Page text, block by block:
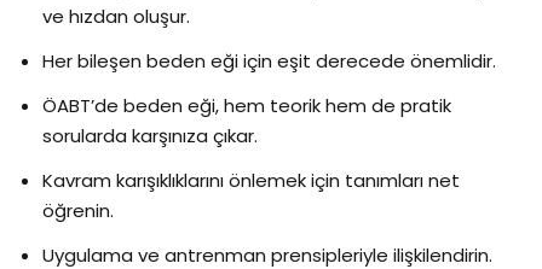
ve hızdan oluşur.
Her bileşen beden eği için eşit derecede önemlidir.
ÖABT’de beden eği, hem teorik hem de pratik
sorularda karşınıza çıkar.
Kavram karışıklıklarını önlemek için tanımları net
öğrenin.
Uygulama ve antrenman prensipleriyle ilişkilendirin.